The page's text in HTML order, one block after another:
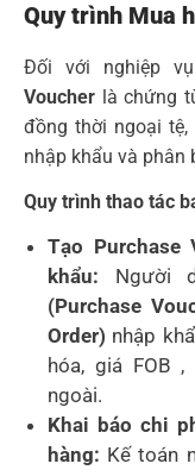
Quy trình Mua
Đối với nghiệp
Voucher là chứng
đồng thời ngoại
nhập khẩu và phân
Quy trình thao tác
Tạo Purchase
khẩu: Người
(Purchase
Order) nhập
hóa, giá FOB
ngoài.
Khai báo chi
hàng: Kế toán